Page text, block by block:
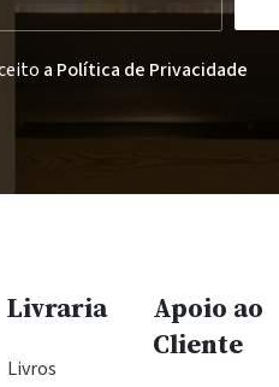
a Política de Privacidade
Livraria
Livros
Apoio ao
Cliente